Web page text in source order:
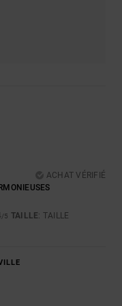
ACHAT VÉRIFIÉ
/5 TAILLE: TAILLE